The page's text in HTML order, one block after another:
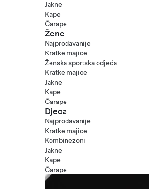
Jakne
Kape
Čarape
Žene
Najprodavanije
Kratke majice
Ženska sportska odjeća
Kratke majice
Jakne
Kape
Čarape
Djeca
Najprodavanije
Kratke majice
Kombinezoni
Jakne
Kape
Čarape